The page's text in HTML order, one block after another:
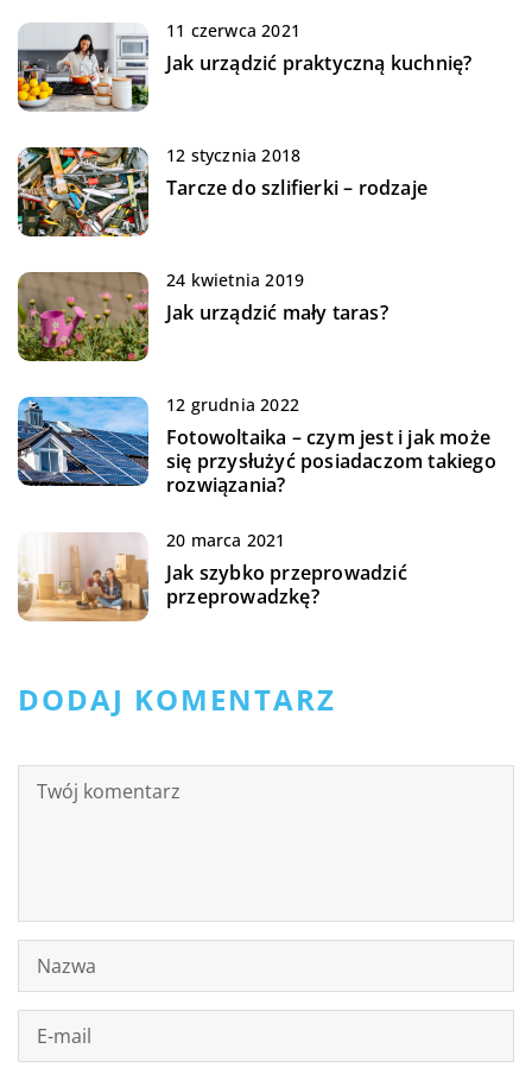
11 czerwca 2021
Jak urządzić praktyczną kuchnię?
12 stycznia 2018
Tarcze do szlifierki – rodzaje
24 kwietnia 2019
Jak urządzić mały taras?
12 grudnia 2022
Fotowoltaika – czym jest i jak może
się przysłużyć posiadaczom takiego
rozwiązania?
20 marca 2021
Jak szybko przeprowadzić
przeprowadzkę?
DODAJ KOMENTARZ